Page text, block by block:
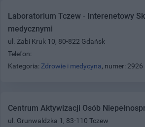
Laboratorium Tczew - Interenetowy
medycznymi
ul. Żabi Kruk 10, 80-822 Gdańsk
Telefon:
Kategoria: Zdrowie i medycyna, numer: 2926
Centrum Aktywizacji Osób
ul. Grunwaldzka 1, 83-110 Tczew